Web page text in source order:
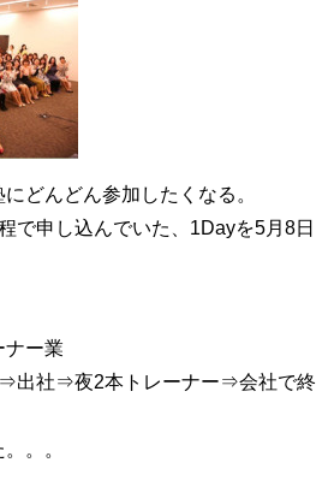
どんどん参加したくなる。
申し込んでいた、1Dayを5月8日
ー業
出社⇒夜2本トレーナー⇒会社で終
。。